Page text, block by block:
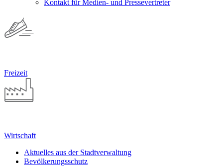
Kontakt für Medien- und Pressevertreter
Freizeit
Wirtschaft
Aktuelles aus der Stadtverwaltung
Bevölkerungsschutz